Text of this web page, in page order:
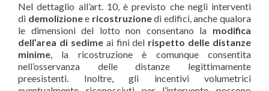
Nel dettaglio all’art. 10, è previsto che negli interventi
di demolizionee ricostruzionedi edifici, anche qualora
le dimensioni del lotto non consentano la modifica
dell’area di sedimeai fini del rispetto delle distanze
minime, la ricostruzione è comunque consentita
nell’osservanza delle distanze legittimamente
preesistenti. Inoltre, gli incentivi volumetrici